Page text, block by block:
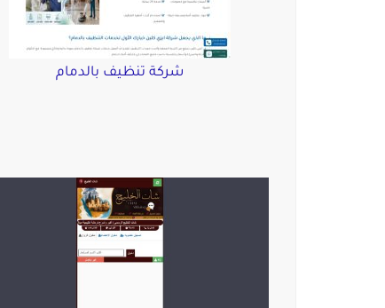
شركة تنظيف بالدمام